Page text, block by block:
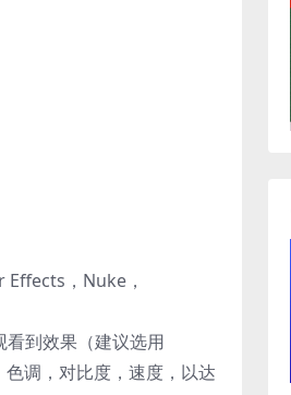
，Nuke，
到效果（建议选用
调，对比度，速度，以达